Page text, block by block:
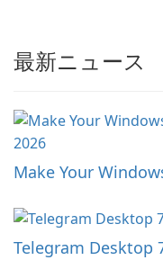
最新ニュース
Make Your
Telegram Desktop